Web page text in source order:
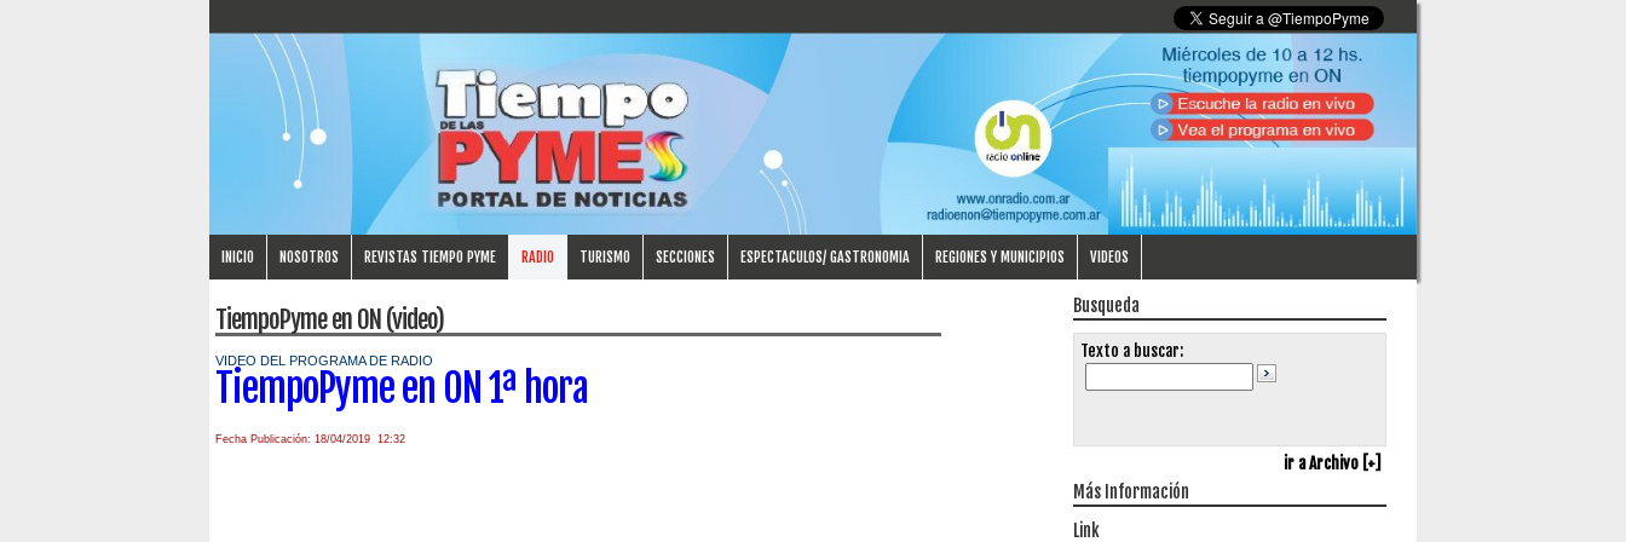
INICIO NOSOTROS REVISTAS TIEMPO PYME RADIO TURISMO SECCIONES ESPECTACULOS/ GASTRONOMIA REGIONES Y MUNICIPIOS VIDEOS
TiempoPyme en ON (video)
VIDEO DEL PROGRAMA DE RADIO
TiempoPyme en ON 1ª hora
Fecha Publicación: 18/04/2019 12:32
Busqueda
Texto a buscar:
ir a Archivo [+]
Más Información
Link